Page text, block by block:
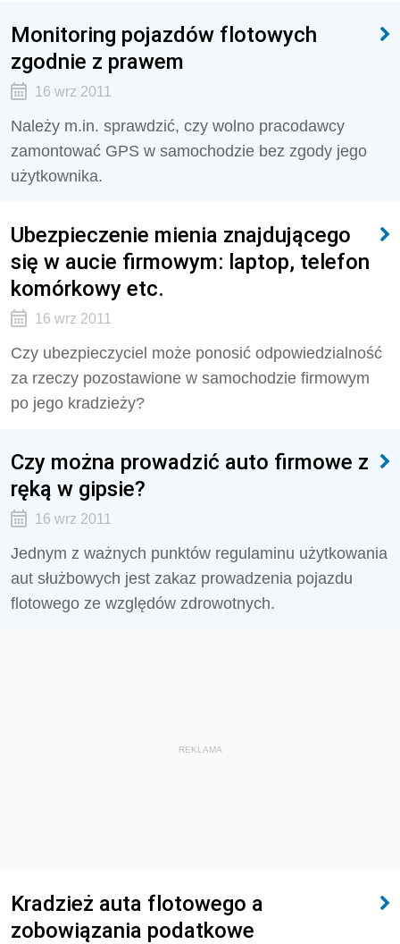
Monitoring pojazdów flotowych
zgodnie z prawem
16 wrz 2011
Należy m.in. sprawdzić, czy wolno pracodawcy
zamontować GPS w samochodzie bez zgody jego
użytkownika.
Ubezpieczenie mienia znajdującego
się w aucie firmowym: laptop, telefon
komórkowy etc.
16 wrz 2011
Czy ubezpieczyciel może ponosić odpowiedzialność
za rzeczy pozostawione w samochodzie firmowym
po jego kradzieży?
Czy można prowadzić auto firmowe z
ręką w gipsie?
16 wrz 2011
Jednym z ważnych punktów regulaminu użytkowania
aut służbowych jest zakaz prowadzenia pojazdu
flotowego ze względów zdrowotnych.
REKLAMA
Kradzież auta flotowego a
zobowiązania podatkowe